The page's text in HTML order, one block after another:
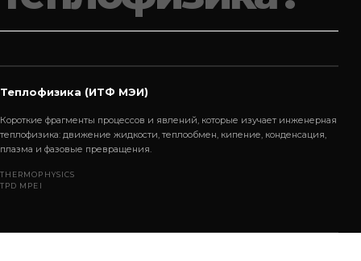
Теплофизика (ИТФ МЭИ)
Короткие фрагменты процессов и явлений, которые изучает инженерная
теплофизика: движение жидкости, теплообмен, кипение, конденсация,
плазма и фазовые превращения.
THERMOPHYSICS
TPD MPEI